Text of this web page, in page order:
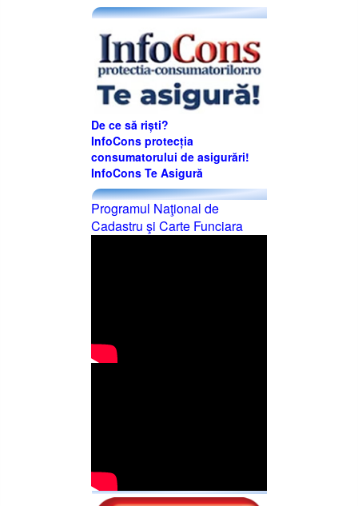
De ce să riști?
InfoCons protecția
consumatorului de asigurări!
InfoCons Te Asigură
Programul Naţional de
Cadastru şi Carte Funciara